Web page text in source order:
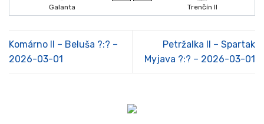
Galanta Trenčín II
Komárno II – Beluša ?:? –
2026-03-01
Petržalka II – Spartak
Myjava ?:? – 2026-03-01